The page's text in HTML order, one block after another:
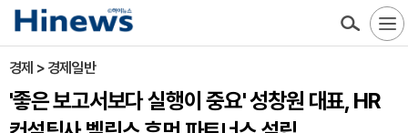
경제 > 경제일반
'좋은 보고서보다 실행이 중요' 성창원 대표, HR